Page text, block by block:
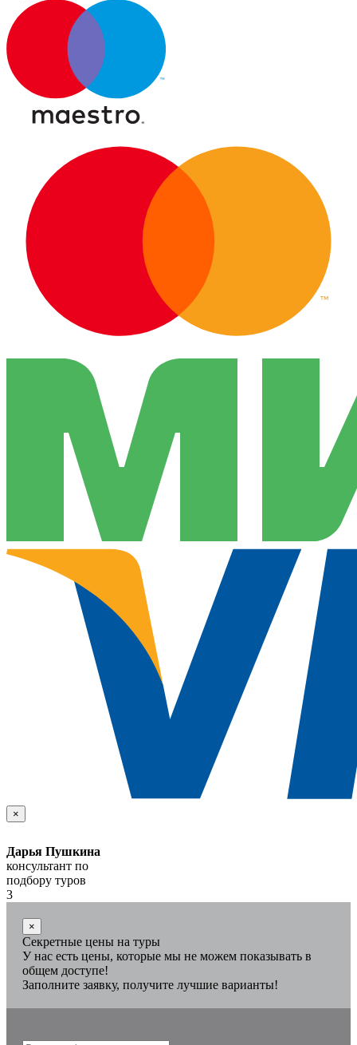
×
Дарья Пушкина
консультант по
подбору туров
3
×
Секретные цены на туры
У нас есть цены, которые мы не можем показывать в
общем доступе!
Заполните заявку, получите лучшие варианты!